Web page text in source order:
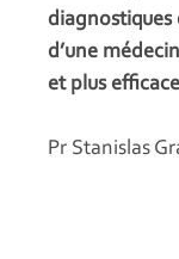
diagnostiques
d’une
et plus
Pr Stanislas